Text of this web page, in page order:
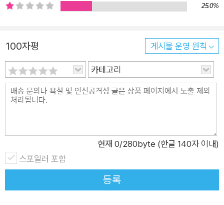
크시트 형식으로 수록되어 있다. 어떻게 지도해야 할지 막막한 부
25.0%
100자평 게시물 운영 원칙
카테고리
현재 0/280byte (한글 140자 이내)
스포일러 포함
등록